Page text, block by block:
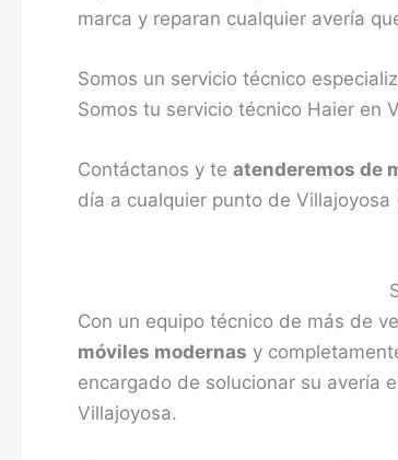
marca y reparan cualquier avería
Somos un servicio técnico
Somos tu servicio técnico Haier en
Contáctanos y te atenderemos de
día a cualquier punto de
Con un equipo técnico de más de
móviles modernas y
encargado de solucionar su avería
Villajoyosa.